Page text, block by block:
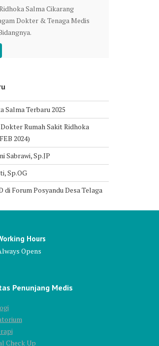
Salma Cikarang
Dokter & Tenaga Medis
Salma Terbaru 2025
Rumah Sakit Ridhoka
2024)
Sabrawi, Sp.JP
Sp.OG
di Forum Posyandu Desa Telaga
Hours
Opens
Penunjang Medis
Check Up